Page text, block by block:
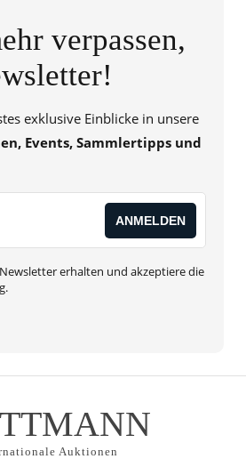
verpassen,
exklusive Einblicke in unsere
Events, Sammlertipps und
erhalten und akzeptiere die
.
Auktionen